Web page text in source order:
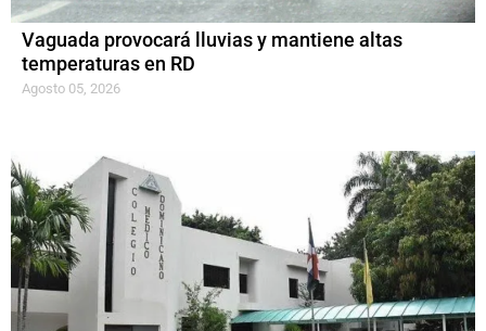
Vaguada provocará lluvias y mantiene altas
temperaturas en RD
Agosto 05, 2026